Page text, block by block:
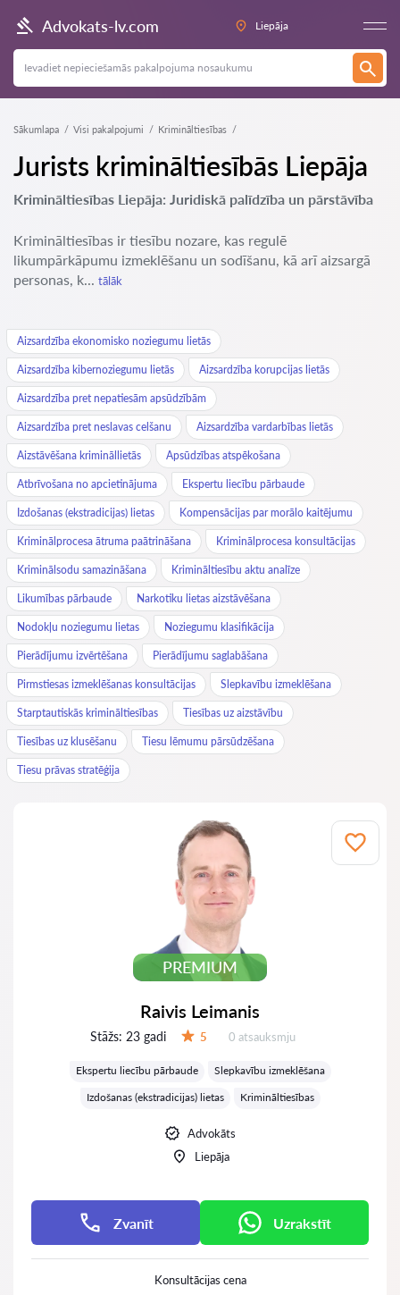
Advokats-lv.com Liepāja
Sākumlapa Visi pakalpojumi Krimināltiesības
Jurists krimināltiesībās Liepāja
Krimināltiesības Liepāja: Juridiskā palīdzība un pārstāvība
Krimināltiesības ir tiesību nozare, kas regulē
likumpārkāpumu izmeklēšanu un sodīšanu, kā arī aizsargā
personas, k... tālāk
Aizsardzība ekonomisko noziegumu lietās
Aizsardzība kibernoziegumu lietās Aizsardzība korupcijas lietās
Aizsardzība pret nepatiesām apsūdzībām
Aizsardzība pret neslavas celšanu Aizsardzība vardarbības lietās
Aizstāvēšana krimināllietās Apsūdzības atspēkošana
Atbrīvošana no apcietinājuma Ekspertu liecību pārbaude
Izdošanas (ekstradicijas) lietas Kompensācijas par morālo kaitējumu
Kriminālprocesa ātruma paātrināšana Kriminālprocesa konsultācijas
Kriminālsodu samazināšana Krimināltiesību aktu analīze
Likumības pārbaude Narkotiku lietas aizstāvēšana
Nodokļu noziegumu lietas Noziegumu klasifikācija
Pierādījumu izvērtēšana Pierādījumu saglabāšana
Pirmstiesas izmeklēšanas konsultācijas Slepkavību izmeklēšana
Starptautiskās krimināltiesības Tiesības uz aizstāvību
Tiesības uz klusēšanu Tiesu lēmumu pārsūdzēšana
Tiesu prāvas stratēģija
PREMIUM
Raivis Leimanis
Stāžs: 23 gadi 5 Atsauksmes:
0 atsauksmju
Ekspertu liecību pārbaude
Slepkavību izmeklēšana
Izdošanas (ekstradicijas) lietas
Krimināltiesības
Advokāts
Liepāja
Zvanīt Uzrakstīt
Konsultācijas cena